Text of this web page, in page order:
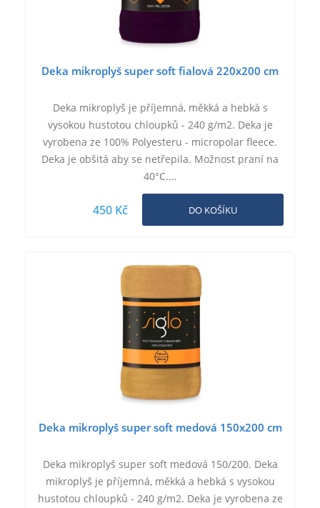
Deka mikroplyš super soft fialová 220x200 cm
Deka mikroplyš je příjemná, měkká a hebká s
vysokou hustotou chloupků - 240 g/m2. Deka je
vyrobena ze 100% Polyesteru - micropolar fleece.
Deka je obšitá aby se netřepila. Možnost praní na
40°C.…
450 Kč DO KOŠÍKU
Deka mikroplyš super soft medová 150x200 cm
Deka mikroplyš super soft medová 150/200. Deka
mikroplyš je příjemná, měkká a hebká s vysokou
hustotou chloupků - 240 g/m2. Deka je vyrobena ze